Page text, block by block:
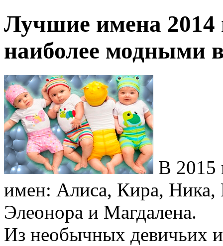
Лучшие имена 2014
наиболее модными
В 2015
имен: Алиса, Кира, Ника,
Элеонора и Магдалена.
Из необычных девичьих